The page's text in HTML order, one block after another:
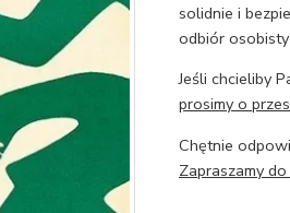
solidnie i
odbiór
Jeśli chcieliby
prosimy o
Chętnie
Zapraszamy